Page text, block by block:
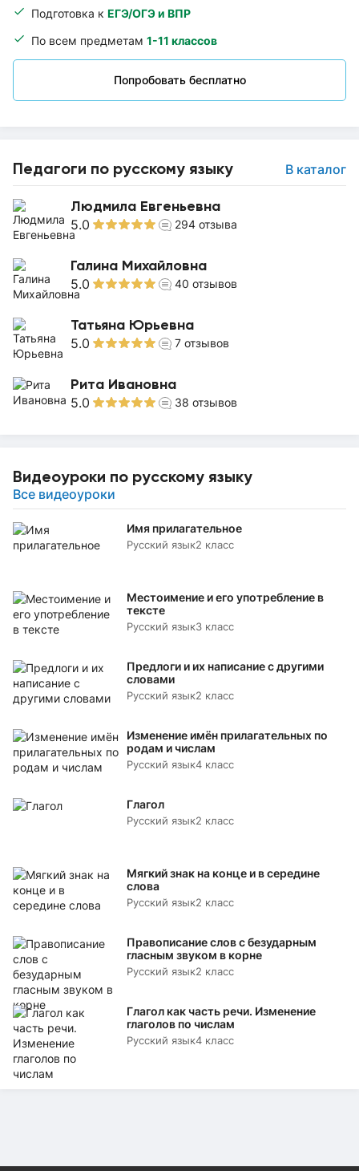
Подготовка к ЕГЭ/ОГЭ и ВПР
По всем предметам 1-11 классов
Попробовать бесплатно
Педагоги по русскому языку В каталог
Людмила Евгеньевна
5.0 294 отзыва
Галина Михайловна
5.0 40 отзывов
Татьяна Юрьевна
5.0 7 отзывов
Рита Ивановна
5.0 38 отзывов
Видеоуроки по русскому языку
Все видеоуроки
Имя прилагательное
Русский язык2 класс
Местоимение и его употребление в
тексте
Русский язык3 класс
Предлоги и их написание с другими
словами
Русский язык2 класс
Изменение имён прилагательных по
родам и числам
Русский язык4 класс
Глагол
Русский язык2 класс
Мягкий знак на конце и в середине
слова
Русский язык2 класс
Правописание слов с безударным
гласным звуком в корне
Русский язык2 класс
Глагол как часть речи. Изменение
глаголов по числам
Русский язык4 класс